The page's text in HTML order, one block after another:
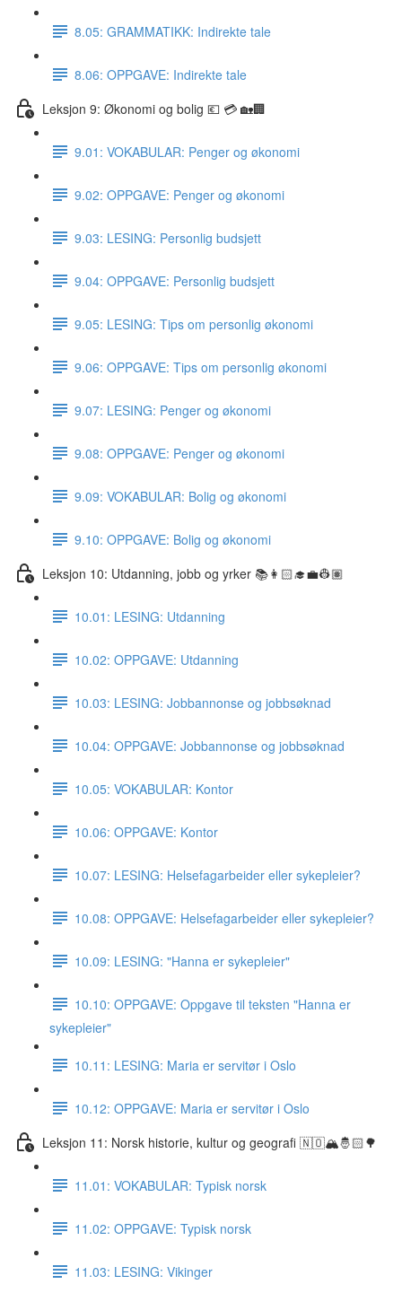
8.05: GRAMMATIKK: Indirekte tale
8.06: OPPGAVE: Indirekte tale
Leksjon 9: Økonomi og bolig 💶 💳 🏡🏢
9.01: VOKABULAR: Penger og økonomi
9.02: OPPGAVE: Penger og økonomi
9.03: LESING: Personlig budsjett
9.04: OPPGAVE: Personlig budsjett
9.05: LESING: Tips om personlig økonomi
9.06: OPPGAVE: Tips om personlig økonomi
9.07: LESING: Penger og økonomi
9.08: OPPGAVE: Penger og økonomi
9.09: VOKABULAR: Bolig og økonomi
9.10: OPPGAVE: Bolig og økonomi
Leksjon 10: Utdanning, jobb og yrker 📚👩🏻‍🎓💼👷🏽
10.01: LESING: Utdanning
10.02: OPPGAVE: Utdanning
10.03: LESING: Jobbannonse og jobbsøknad
10.04: OPPGAVE: Jobbannonse og jobbsøknad
10.05: VOKABULAR: Kontor
10.06: OPPGAVE: Kontor
10.07: LESING: Helsefagarbeider eller sykepleier?
10.08: OPPGAVE: Helsefagarbeider eller sykepleier?
10.09: LESING: "Hanna er sykepleier"
10.10: OPPGAVE: Oppgave til teksten "Hanna er
sykepleier"
10.11: LESING: Maria er servitør i Oslo
10.12: OPPGAVE: Maria er servitør i Oslo
Leksjon 11: Norsk historie, kultur og geografi 🇳🇴🏔🤴🏻🌳
11.01: VOKABULAR: Typisk norsk
11.02: OPPGAVE: Typisk norsk
11.03: LESING: Vikinger